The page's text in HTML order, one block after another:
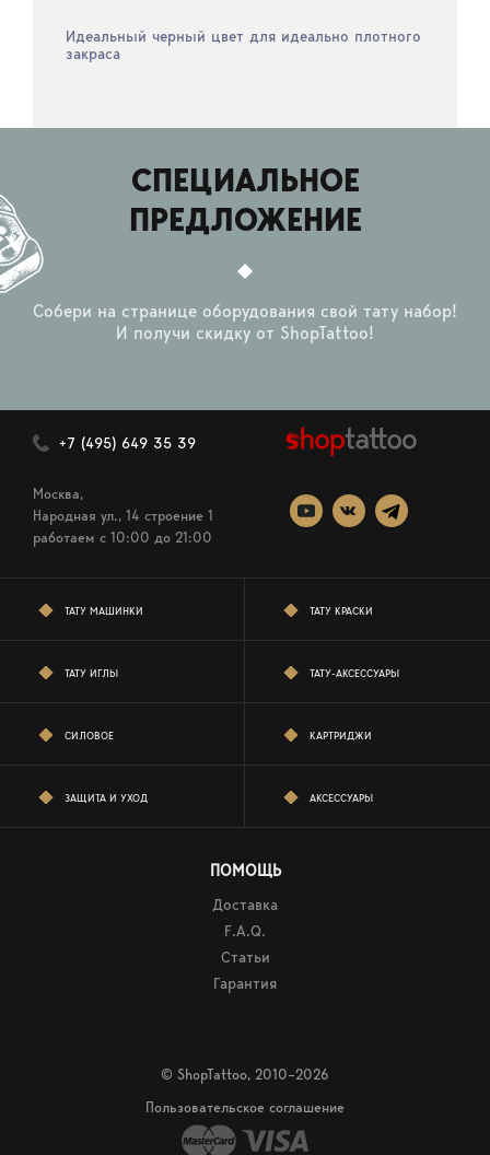
Идеальный черный цвет для идеально плотного
закраса
СПЕЦИАЛЬНОЕ
ПРЕДЛОЖЕНИЕ
Собери на странице оборудования свой тату набор!
И получи скидку от ShopTattoo!
+7 (495) 649 35 39
Москва,
Народная ул., 14 строение 1
работаем c 10:00 до 21:00
ТАТУ МАШИНКИ ТАТУ КРАСКИ
ТАТУ ИГЛЫ ТАТУ-АКСЕССУАРЫ
СИЛОВОЕ КАРТРИДЖИ
ЗАЩИТА И УХОД АКСЕССУАРЫ
ПОМОЩЬ
Доставка
F.A.Q.
Статьи
Гарантия
© ShopTattoo, 2010–2026
Пользовательское соглашение